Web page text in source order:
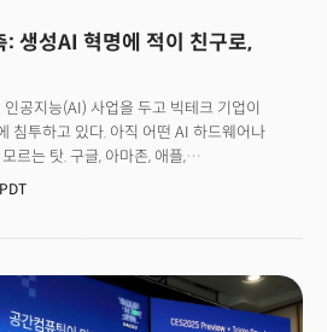
생성AI 혁명에 적이 친구로,
공지능(AI) 사업을 두고 빅테크 기업이
침투하고 있다. 아직 어떤 AI 하드웨어나
르는 탓. 구글, 아마존, 애플,
안 지금의 빅테크가 되기까지 클라우드,
름과 유사하다는 평가다. 빅테크 기업은
비용을 낮추기 위한 시도도 계속된다. 2025년,
정리했다.